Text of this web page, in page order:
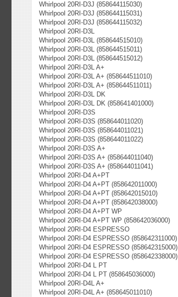
Whirlpool 20RI-D3J (858644115030)
Whirlpool 20RI-D3J (858644115031)
Whirlpool 20RI-D3J (858644115032)
Whirlpool 20RI-D3L
Whirlpool 20RI-D3L (858644515010)
Whirlpool 20RI-D3L (858644515011)
Whirlpool 20RI-D3L (858644515012)
Whirlpool 20RI-D3L A+
Whirlpool 20RI-D3L A+ (858644511010)
Whirlpool 20RI-D3L A+ (858644511011)
Whirlpool 20RI-D3L DK
Whirlpool 20RI-D3L DK (858641401000)
Whirlpool 20RI-D3S
Whirlpool 20RI-D3S (858644011020)
Whirlpool 20RI-D3S (858644011021)
Whirlpool 20RI-D3S (858644011022)
Whirlpool 20RI-D3S A+
Whirlpool 20RI-D3S A+ (858644011040)
Whirlpool 20RI-D3S A+ (858644011041)
Whirlpool 20RI-D4 A+PT
Whirlpool 20RI-D4 A+PT (858642011000)
Whirlpool 20RI-D4 A+PT (858642015010)
Whirlpool 20RI-D4 A+PT (858642038000)
Whirlpool 20RI-D4 A+PT WP
Whirlpool 20RI-D4 A+PT WP (858642036000)
Whirlpool 20RI-D4 ESPRESSO
Whirlpool 20RI-D4 ESPRESSO (858642311000)
Whirlpool 20RI-D4 ESPRESSO (858642315000)
Whirlpool 20RI-D4 ESPRESSO (858642338000)
Whirlpool 20RI-D4 L PT
Whirlpool 20RI-D4 L PT (858645036000)
Whirlpool 20RI-D4L A+
Whirlpool 20RI-D4L A+ (858645011010)